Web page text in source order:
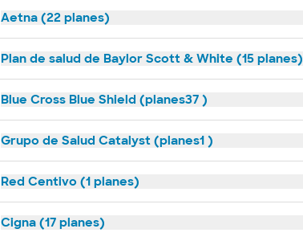
Aetna (22 planes)
Plan de salud de Baylor Scott & White (15 planes)
Blue Cross Blue Shield (planes37 )
Grupo de Salud Catalyst (planes1 )
Red Centivo (1 planes)
Cigna (17 planes)